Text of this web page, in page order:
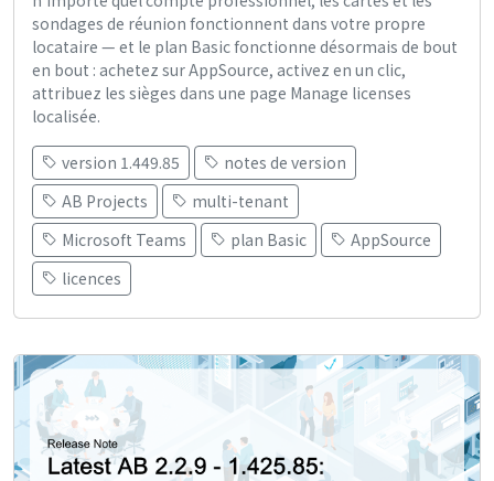
sondages de réunion fonctionnent dans votre propre
locataire — et le plan Basic fonctionne désormais de bout
en bout : achetez sur AppSource, activez en un clic,
attribuez les sièges dans une page Manage licenses
localisée.
version 1.449.85
notes de version
AB Projects
multi-tenant
Microsoft Teams
plan Basic
AppSource
licences